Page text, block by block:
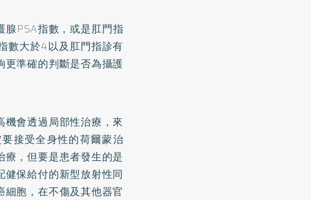
PSA指數，或是肛門指
數大於4以及肛門指診有
準確的判斷是否為攝護
會透過局部性治療，來
接受全身性的荷爾蒙治
，但要是患者發生的是
保給付的新型放射性同
胞，在不傷及其他器官